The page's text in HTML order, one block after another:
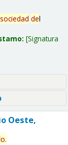
sociedad del
Signatura
Oeste,
.